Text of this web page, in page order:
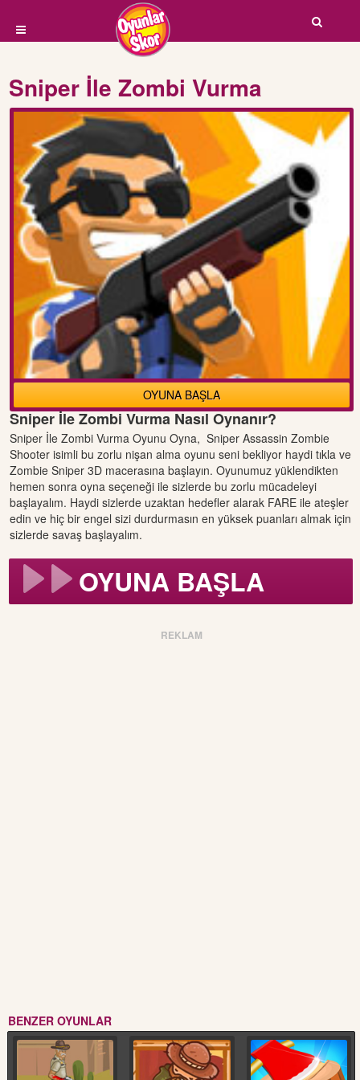
Sniper İle Zombi Vurma
OYUNA BAŞLA
Sniper İle Zombi Vurma Nasıl Oynanır?
Sniper İle Zombi Vurma Oyunu Oyna, Sniper Assassin Zombie
Shooter isimli bu zorlu nişan alma oyunu seni bekliyor haydi tıkla ve
Zombie Sniper 3D macerasına başlayın. Oyunumuz yüklendikten
hemen sonra oyna seçeneği ile sizlerde bu zorlu mücadeleyi
başlayalım. Haydi sizlerde uzaktan hedefler alarak FARE ile ateşler
edin ve hiç bir engel sizi durdurmasın en yüksek puanları almak için
sizlerde savaş başlayalım.
OYUNA BAŞLA
REKLAM
BENZER OYUNLAR